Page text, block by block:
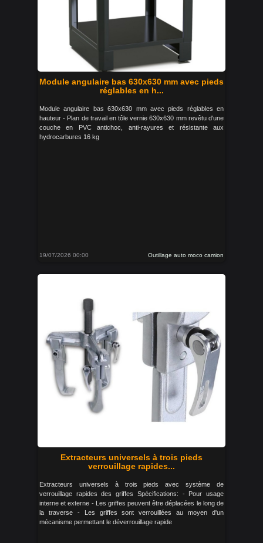
Module angulaire bas 630x630 mm avec pieds
réglables en h...
Module angulaire bas 630x630 mm avec pieds réglables en
hauteur - Plan de travail en tôle vernie 630x630 mm revêtu d'une
couche en PVC antichoc, anti-rayures et résistante aux
hydrocarbures 16 kg
19/07/2026 00:00 Outillage auto moco camion
Extracteurs universels à trois pieds
verrouillage rapides...
Extracteurs universels à trois pieds avec système de
verrouillage rapides des griffes Spécifications: - Pour usage
interne et externe - Les griffes peuvent être déplacées le long de
la traverse - Les griffes sont verrouillées au moyen d'un
mécanisme permettant le déverrouillage rapide